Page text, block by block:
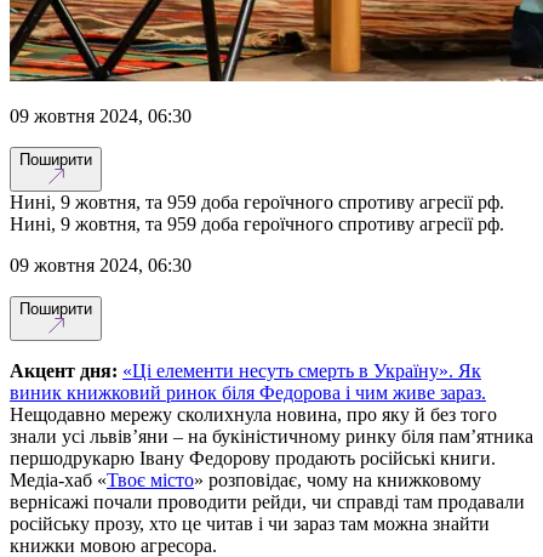
09 жовтня 2024, 06:30
Поширити
Нині, 9 жовтня, та 959 доба героїчного спротиву агресії рф.
Нині, 9 жовтня, та 959 доба героїчного спротиву агресії рф.
09 жовтня 2024, 06:30
Поширити
Акцент дня: «Ці елементи несуть смерть в Україну». Як
виник книжковий ринок біля Федорова і чим живе зараз.
Нещодавно мережу сколихнула новина, про яку й без того
знали усі львів’яни – на букіністичному ринку біля пам’ятника
першодрукарю Івану Федорову продають російські книги.
Медіа-хаб «Твоє місто» розповідає, чому на книжковому
вернісажі почали проводити рейди, чи справді там продавали
російську прозу, хто це читав і чи зараз там можна знайти
книжки мовою агресора.